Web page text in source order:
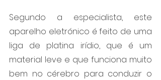
Segundo a especialista, este
aparelho eletrónico é feito de uma
liga de platina irídio, que é um
material leve e que funciona muito
bem no cérebro para conduzir o